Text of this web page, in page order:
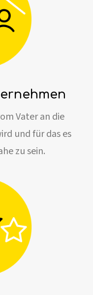
Vater an die
und für das es
zu sein.